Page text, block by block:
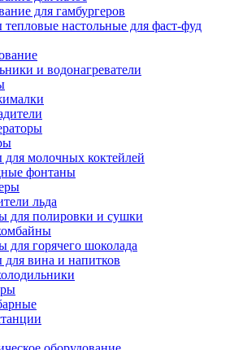
для гамбургеров
настольные для фаст-фуд
и водонагреватели
молочных коктейлей
фонтаны
льда
для полировки и сушки
для горячего шоколада
вина и напитков